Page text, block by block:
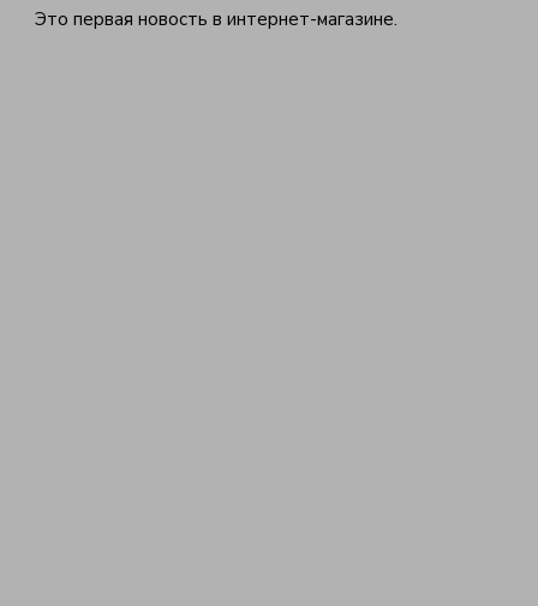
Это первая новость в интернет-магазине.